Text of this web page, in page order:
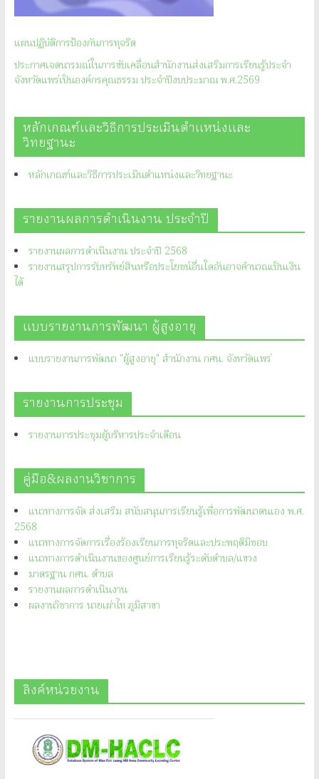
แผนปฏิบัติการป้องกันการทุจริต
ประกาศเจตนารมณ์ในการขับเคลื่อนสำนักงานส่งเสริมการเรียนรู้ประจำ
จังหวัดแพร่เป็นองค์กรคุณธรรม ประจำปีงบประมาณ พ.ศ.2569
หลักเกณฑ์และวิธีการประเมินตำแหน่งและ
วิทยฐานะ
หลักเกณฑ์และวิธีการประเมินตำแหน่งและวิทยฐานะ
รายงานผลการดำเนินงาน ประจำปี
รายงานผลการดำเนินงาน ประจำปี 2568
รายงานสรุปการรับทรัพย์สินหรือประโยชน์อื่นใดอันอาจคำนวณเป็นเงิน
ได้
แบบรายงานการพัฒนา ผู้สูงอายุ
แบบรายงานการพัฒนา "ผู้สูงอายุ" สำนักงาน กศน. จังหวัดแพร่
รายงานการประชุม
รายงานการประชุมผู้บริหารประจำเดือน
คู่มือ&ผลงานวิชาการ
แนวทางการจัด ส่งเสริม สนับสนุนการเรียนรู้เพื่อการพัฒนาตนเอง พ.ศ.
2568
แนวทางการจัดการเรื่องร้องเรียนการทุจริตและประพฤติมิชอบ
แนวทางการดำเนินงานของศูนย์การเรียนรู้ระดับตำบล/แขวง
มาตรฐาน กศน. ตำบล
รายงานผลการดำเนินงาน
ผลงานวิชาการ นายเผ่าไท ภูมิสาขา
ลิงค์หน่วยงาน